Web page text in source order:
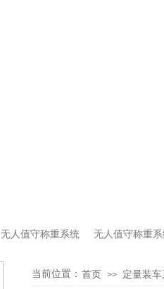
无人值守称重系统 无人值守称重
当前位置： 首页 >> 定量装